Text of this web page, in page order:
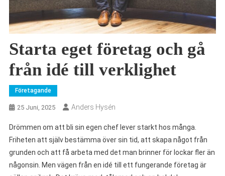
Starta eget företag och gå
från idé till verklighet
Företagande
25 Juni, 2025 Anders Hysén
Drömmen om att bli sin egen chef lever starkt hos många.
Friheten att själv bestämma över sin tid, att skapa något från
grunden och att få arbeta med det man brinner för lockar fler än
någonsin. Men vägen från en idé till ett fungerande företag är